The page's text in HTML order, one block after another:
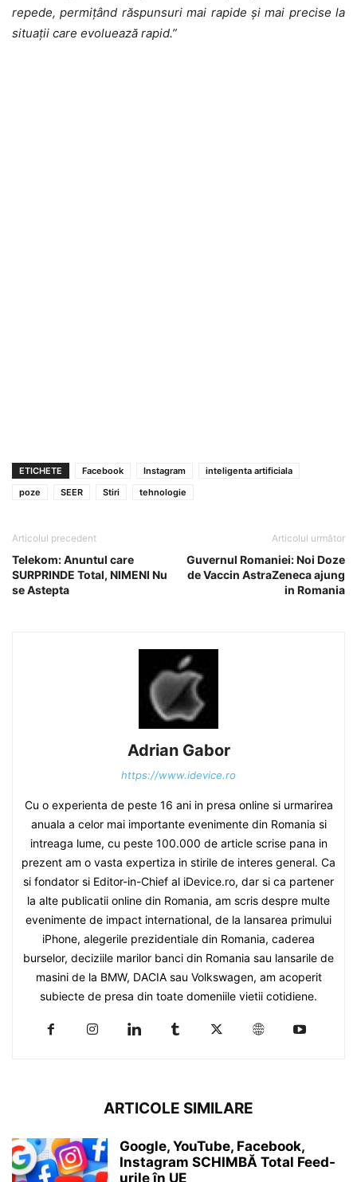
repede, permițând răspunsuri mai rapide și mai precise la
situații care evoluează rapid.”
ETICHETE Facebook Instagram
inteligenta artificiala
poze
SEER Stiri tehnologie
Articolul precedent
Telekom: Anuntul care
SURPRINDE Total, NIMENI Nu
se Astepta
Articolul următor
Guvernul Romaniei: Noi Doze
de Vaccin AstraZeneca ajung
in Romania
Adrian Gabor
https://www.idevice.ro
Cu o experienta de peste 16 ani in presa online si urmarirea
anuala a celor mai importante evenimente din Romania si
intreaga lume, cu peste 100.000 de article scrise pana in
prezent am o vasta expertiza in stirile de interes general. Ca
si fondator si Editor-in-Chief al iDevice.ro, dar si ca partener
la alte publicatii online din Romania, am scris despre multe
evenimente de impact international, de la lansarea primului
iPhone, alegerile prezidentiale din Romania, caderea
burselor, deciziile marilor banci din Romania sau lansarile de
masini de la BMW, DACIA sau Volkswagen, am acoperit
subiecte de presa din toate domeniile vietii cotidiene.
ARTICOLE SIMILARE
Google, YouTube, Facebook,
Instagram SCHIMBĂ Total Feed-
urile în UE